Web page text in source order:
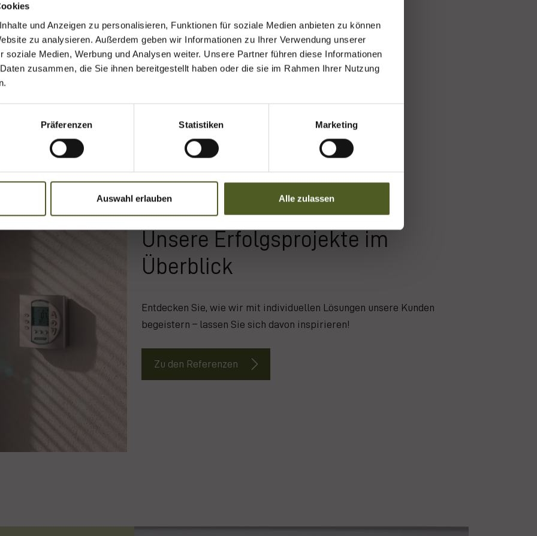
und Anzeigen zu personalisieren, Funktionen für soziale Medien anbieten zu können
zu analysieren. Außerdem geben wir Informationen zu Ihrer Verwendung unserer
soziale Medien, Werbung und Analysen weiter. Unsere Partner führen diese Informationen
zusammen, die Sie ihnen bereitgestellt haben oder die sie im Rahmen Ihrer Nutzung
Präferenzen Statistiken Marketing
Auswahl erlauben Alle zulassen
Menü
vier Szenen für individuelle
Wohlfühlatmosphäre
Anzeige von Wetterdaten direkt am Gerät
Produktdetails
Referenzen
Unsere Erfolgsprojekte im
Überblick
Entdecken Sie, wie wir mit individuellen Lösungen unsere Kunden
begeistern – lassen Sie sich davon inspirieren!
Zu den Referenzen
Termin buchen
Ihren Beratungstermin onlineegal, ob Sie eine Beratung bei uns
vor Ort wünschen. Gerne können Sie auch IhrenStorencheck